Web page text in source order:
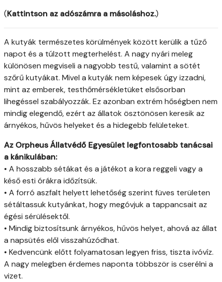
(Kattintson az adószámra a másoláshoz.)
A kutyák természetes körülmények között kerülik a tűző
napot és a túlzott megterhelést. A nagy nyári meleg
különösen megviseli a nagyobb testű, valamint a sötét
szőrű kutyákat. Mivel a kutyák nem képesek úgy izzadni,
mint az emberek, testhőmérsékletüket elsősorban
lihegéssel szabályozzák. Ez azonban extrém hőségben nem
mindig elegendő, ezért az állatok ösztönösen keresik az
árnyékos, hűvös helyeket és a hidegebb felületeket.
Az Orpheus Állatvédő Egyesület legfontosabb tanácsai
a kánikulában:
• A hosszabb sétákat és a játékot a kora reggeli vagy a
késő esti órákra időzítsük.
• A forró aszfalt helyett lehetőség szerint füves területen
sétáltassuk kutyánkat, hogy megóvjuk a tappancsait az
égési sérülésektől.
• Mindig biztosítsunk árnyékos, hűvös helyet, ahová az állat
a napsütés elől visszahúzódhat.
• Kedvencünk előtt folyamatosan legyen friss, tiszta ivóvíz.
A nagy melegben érdemes naponta többször is cserélni a
vizet.